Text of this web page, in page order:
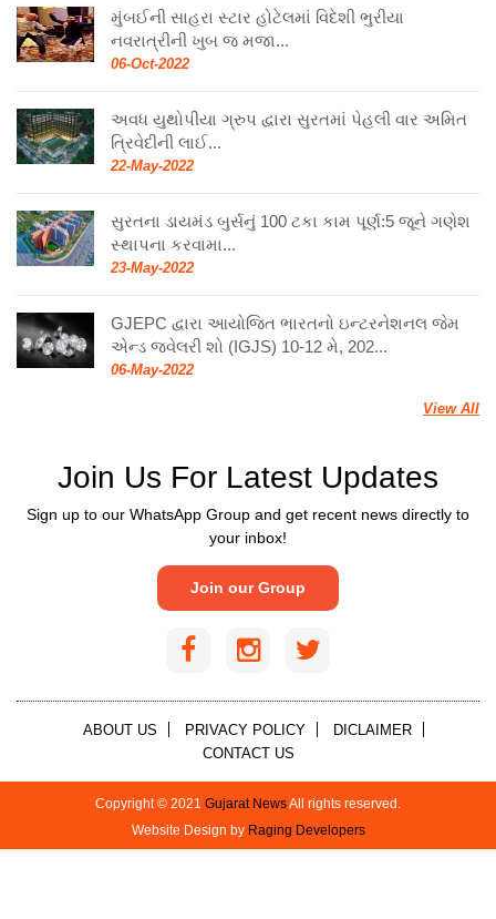
મુંબઈની સાહરા સ્ટાર હોટેલમાં વિદેશી ભુરીયા
નવરાત્રીની ખુબ જ મજા...
06-Oct-2022
અવધ યુથોપીયા ગ્રુપ દ્વારા સુરતમાં પેહલી વાર અમિત
ત્રિવેદીની લાઈ...
22-May-2022
સુરતના ડાયમંડ બુર્સનું 100 ટકા કામ પૂર્ણ:5 જૂને ગણેશ
સ્થાપના કરવામા...
23-May-2022
GJEPC દ્વારા આયોજિત ભારતનો ઇન્ટરનેશનલ જેમ
એન્ડ જ્વેલરી શો (IGJS) 10-12 મે, 202...
06-May-2022
View All
Join Us For Latest Updates
Sign up to our WhatsApp Group and get recent news directly to
your inbox!
Join our Group
ABOUT US PRIVACY POLICY
DICLAIMER
CONTACT US
Copyright © 2021 Gujarat NewsAll rights reserved.
Website Design by Raging Developers